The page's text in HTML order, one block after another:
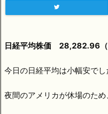
日経平均株価 28,282.96
今日の日経平均は小幅安でし
夜間のアメリカが休場のため